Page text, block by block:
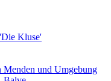
Kluse'
Menden und Umgebung